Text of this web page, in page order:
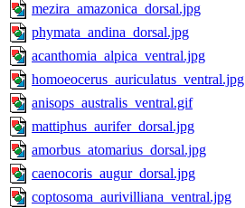
mezira_amazonica_dorsal.jpg
phymata_andina_dorsal.jpg
acanthomia_alpica_ventral.jpg
homoeocerus_auriculatus_ventral.jpg
anisops_australis_ventral.gif
mattiphus_aurifer_dorsal.jpg
amorbus_atomarius_dorsal.jpg
caenocoris_augur_dorsal.jpg
coptosoma_aurivilliana_ventral.jpg